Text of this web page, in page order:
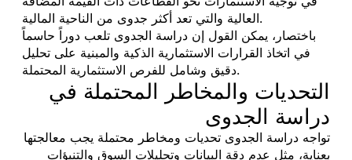
العالية والتي تعد أكثر جدوى من الناحية المالية.
باختصار، يمكن القول إن دراسة الجدوى تلعب دوراً حاسماً
في اتخاذ القرارات الاستثمارية الذكية والمبنية على تحليل
دقيق وشامل للفرص الاستثمارية المحتملة.
التحديات والمخاطر المحتملة في
دراسة الجدوى
تواجه دراسة الجدوى تحديات ومخاطر محتملة يجب معالجتها
بعناية، مثل عدم دقة البيانات وتحليلات السوق والتنبؤات